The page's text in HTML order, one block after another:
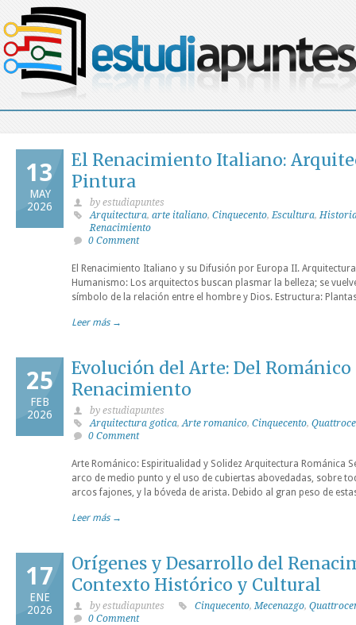
13
MAY
2026
El Renacimiento Italiano:
Pintura
by estudiapuntes
Arquitectura, arte italiano, Cinquecento,Escultura,
Renacimiento
0 Comment
El Renacimiento Italiano y su Difusión por Europa II.
Humanismo: Los arquitectos buscan plasmar la belleza; se
símbolo de la relación entre el hombre y Dios. Estructura:
Leer más →
25
FEB
2026
Evolución del Arte: Del
Renacimiento
by estudiapuntes
Arquitectura gotica,Arte romanico, Cinquecento,
0 Comment
Arte Románico: Espiritualidad y Solidez Arquitectura Románica
arco de medio punto y el uso de cubiertas abovedadas, sobre
arcos fajones, y la bóveda de arista. Debido al gran peso de
Leer más →
17
ENE
2026
Orígenes y Desarrollo del
Contexto Histórico y Cultural
by estudiapuntes Cinquecento,Mecenazgo,
0 Comment